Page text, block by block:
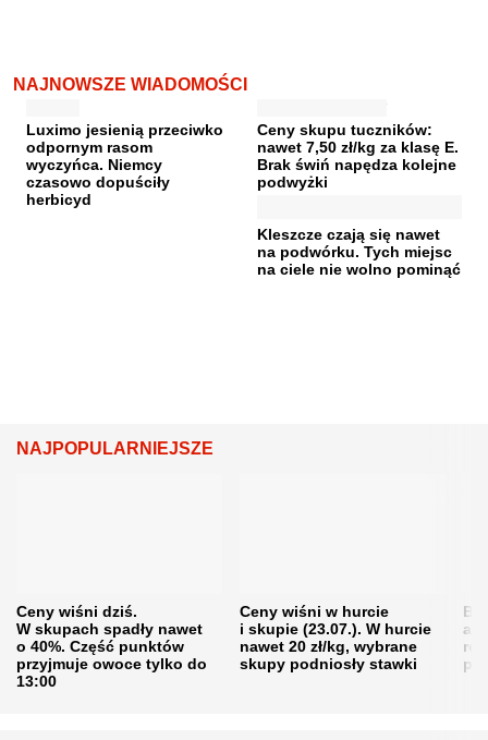
NAJNOWSZE WIADOMOŚCI
Luximo jesienią przeciwko
odpornym rasom
wyczyńca. Niemcy
czasowo dopuściły
herbicyd
Ceny skupu tuczników:
nawet 7,50 zł/kg za klasę E.
Brak świń napędza kolejne
podwyżki
Kleszcze czają się nawet
na podwórku. Tych miejsc
na ciele nie wolno pominąć
NAJPOPULARNIEJSZE
Ceny wiśni dziś.
W skupach spadły nawet
o 40%. Część punktów
przyjmuje owoce tylko do
13:00
Ceny wiśni w hurcie
i skupie (23.07.). W hurcie
nawet 20 zł/kg, wybrane
skupy podniosły stawki